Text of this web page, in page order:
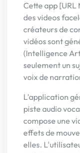
Cette app [URL
des videos
créateurs de
vidéos sont
(Intelligence
seulement un
voix de
L'application
piste audio
compose une
effets de
elles.